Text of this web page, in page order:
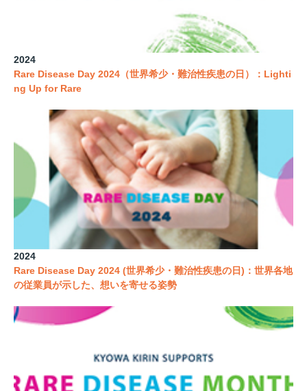
2024
Rare Disease Day 2024（世界希少・難治性疾患の日）：Lighti
ng Up for Rare
2024
Rare Disease Day 2024 (世界希少・難治性疾患の日)：世界各地
の従業員が示した、想いを寄せる姿勢